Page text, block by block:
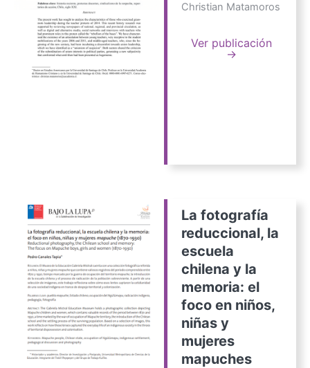
Christian Matamoros
Ver publicación
→
La fotografía
reduccional, la
escuela
chilena y la
memoria: el
foco en niños,
niñas y
mujeres
mapuches